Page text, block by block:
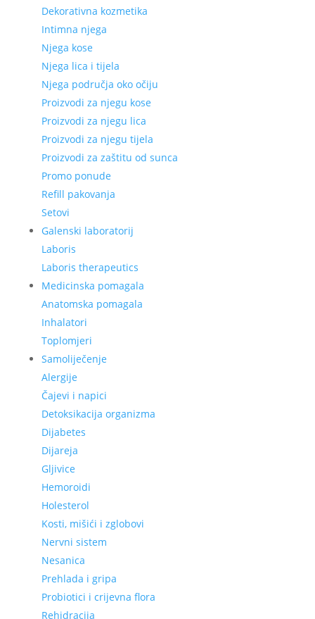
Dekorativna kozmetika
Intimna njega
Njega kose
Njega lica i tijela
Njega područja oko očiju
Proizvodi za njegu kose
Proizvodi za njegu lica
Proizvodi za njegu tijela
Proizvodi za zaštitu od sunca
Promo ponude
Refill pakovanja
Setovi
Galenski laboratorij
Laboris
Laboris therapeutics
Medicinska pomagala
Anatomska pomagala
Inhalatori
Toplomjeri
Samoliječenje
Alergije
Čajevi i napici
Detoksikacija organizma
Dijabetes
Dijareja
Gljivice
Hemoroidi
Holesterol
Kosti, mišići i zglobovi
Nervni sistem
Nesanica
Prehlada i gripa
Probiotici i crijevna flora
Rehidracija